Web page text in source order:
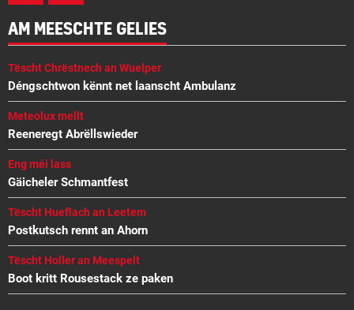
AM MEESCHTE GELIES
Tëscht Chrëstnech an Wuelper
Déngschtwon kënnt net laanscht Ambulanz
Meteolux mellt
Reeneregt Abrëllswieder
Eng méi lass
Gäicheler Schmantfest
Tëscht Hueflach an Leetem
Postkutsch rennt an Ahorn
Tëscht Holler an Meespelt
Boot kritt Rousestack ze paken